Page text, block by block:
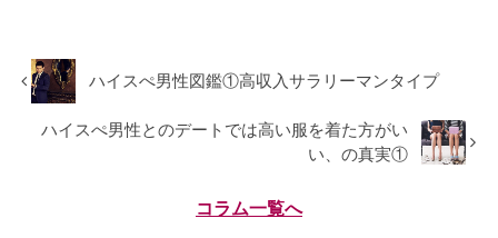
ハイスぺ男性図鑑①高収入サラリーマンタイプ
ハイスぺ男性とのデートでは高い服を着た方がい
い、の真実①
コラム一覧へ